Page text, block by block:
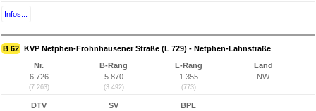
Infos...
B 62 KVP Netphen-Frohnhausener Straße (L 729) - Netphen-Lahnstraße
Nr.
6.726
(7.263)
B-Rang
5.870
(3.492)
L-Rang
1.355
(773)
Land
NW
DTV
SV
BPL